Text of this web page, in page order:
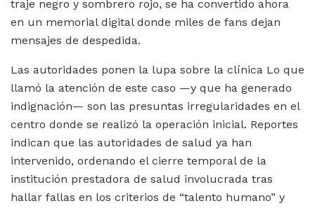
traje negro y sombrero rojo, se ha convertido ahora
en un memorial digital donde miles de fans dejan
mensajes de despedida.
Las autoridades ponen la lupa sobre la clínica Lo que
llamó la atención de este caso —y que ha generado
indignación— son las presuntas irregularidades en el
centro donde se realizó la operación inicial. Reportes
indican que las autoridades de salud ya han
intervenido, ordenando el cierre temporal de la
institución prestadora de salud involucrada tras
hallar fallas en los criterios de “talento humano” y